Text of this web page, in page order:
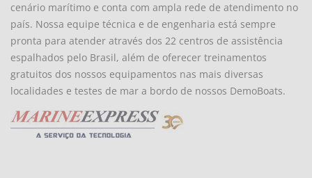
cenário marítimo e conta com ampla rede de atendimento no
país. Nossa equipe técnica e de engenharia está sempre
pronta para atender através dos 22 centros de assistência
espalhados pelo Brasil, além de oferecer treinamentos
gratuitos dos nossos equipamentos nas mais diversas
localidades e testes de mar a bordo de nossos DemoBoats.